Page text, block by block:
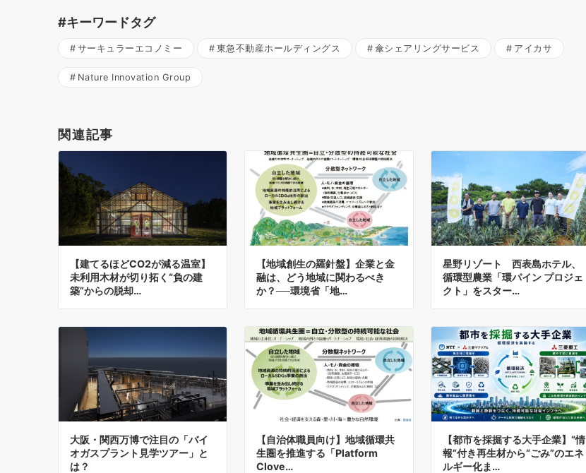
#キーワードタグ
サーキュラーエコノミー 東急不動産ホールディングス 傘シェアリングサービス アイカサ
Nature Innovation Group
関連記事
【建てるほどCO2が減る温室】
未利用木材が切り拓く“負の建
築”からの脱却…
【地域創生の羅針盤】企業と金
融は、どう地域に関わるべき
か？──環境省「地…
星野リゾート 西表島ホテル、
循環型農業「環パイン プロジェ
クト」をスター…
大阪・関西万博で注目の「バイ
オガスプラント見学ツアー」と
は？
【自治体職員向け】地域循環共
生圏を推進する「Platform
Clove…
【都市を採掘する大手企業】“情
報”付き再生材から“ごみ”のエネ
ルギー化ま…